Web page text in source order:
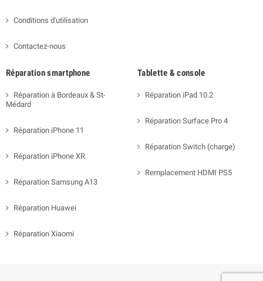
Conditions d'utilisation
Contactez-nous
Réparation smartphone
Réparation à Bordeaux & St-
Médard
Réparation iPhone 11
Réparation iPhone XR
Réparation Samsung A13
Réparation Huawei
Réparation Xiaomi
Tablette & console
Réparation iPad 10.2
Réparation Surface Pro 4
Réparation Switch (charge)
Remplacement HDMI PS5